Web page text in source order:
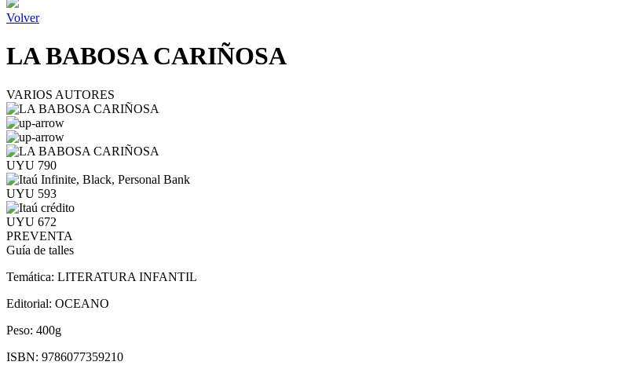
Volver
LA BABOSA CARIÑOSA
VARIOS AUTORES
UYU 790
UYU 593
UYU 672
PREVENTA
Guía de talles
Temática: LITERATURA INFANTIL
Editorial: OCEANO
Peso: 400g
ISBN: 9786077359210